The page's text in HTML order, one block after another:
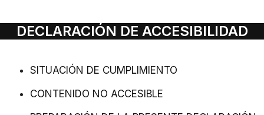
DECLARACIÓN DE ACCESIBILIDAD
SITUACIÓN DE CUMPLIMIENTO
CONTENIDO NO ACCESIBLE